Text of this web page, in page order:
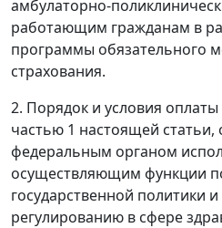
амбулаторно-
работающим гражданам в
программы обязательного
страхования.
2. Порядок и условия
частью 1 настоящей статьи,
федеральным органом
осуществляющим функции
государственной политики
регулированию в сфере